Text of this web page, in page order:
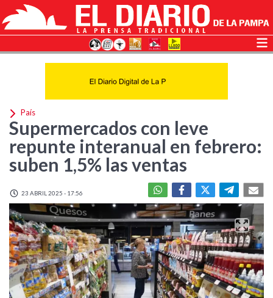
País
Supermercados con leve
repunte interanual en febrero:
suben 1,5% las ventas
23 ABRIL 2025 - 17:56